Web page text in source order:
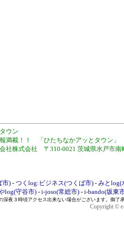
タウン
満載！！ 「ひたちなかアッとタウン」
社株式会社 〒310-0021 茨城県水戸市南
市) - つくlog:ビジネス(つくば市) - みとlog(
log(守谷市) - i-joso(常総市) - i-bando(坂東
夜３時頃アクセス出来ない場合がございます。御了
Copyright ©